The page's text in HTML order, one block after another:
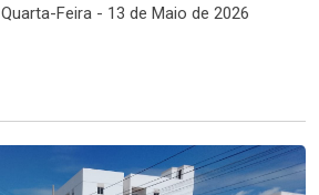
Quarta-Feira - 13 de Maio de 2026